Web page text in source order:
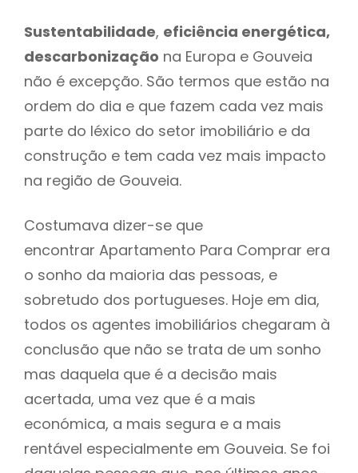
Sustentabilidade, eficiência energética,
descarbonização na Europa e Gouveia
não é excepção. São termos que estão na
ordem do dia e que fazem cada vez mais
parte do léxico do setor imobiliário e da
construção e tem cada vez mais impacto
na região de Gouveia.
Costumava dizer-se que
encontrar Apartamento Para Comprar era
o sonho da maioria das pessoas, e
sobretudo dos portugueses. Hoje em dia,
todos os agentes imobiliários chegaram à
conclusão que não se trata de um sonho
mas daquela que é a decisão mais
acertada, uma vez que é a mais
económica, a mais segura e a mais
rentável especialmente em Gouveia. Se foi